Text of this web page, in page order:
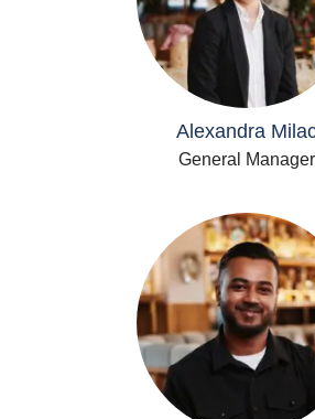
Alexandra
General Manager